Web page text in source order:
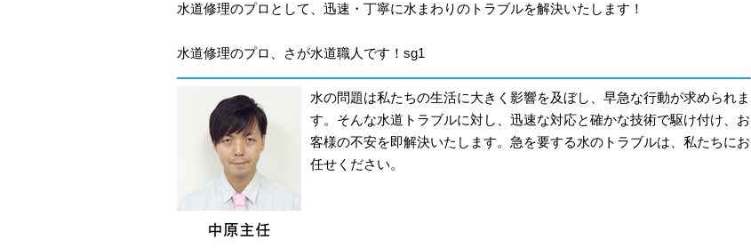
水道修理のプロとして、迅速・丁寧に水まわりのトラブルを解決いたします！
水道修理のプロ、さが水道職人です！sg1
水の問題は私たちの生活に大きく影響を及ぼし、早急な行動が求められま
す。そんな水道トラブルに対し、迅速な対応と確かな技術で駆け付け、お
客様の不安を即解決いたします。急を要する水のトラブルは、私たちにお
任せください。